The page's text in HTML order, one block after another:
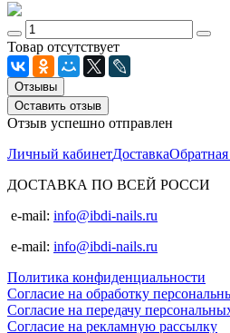
Товар отсутствует
Отзывы
Оставить отзыв
Отзыв успешно отправлен
Личный кабинетДоставкаОбратная
ДОСТАВКА ПО ВСЕЙ РОССИ
e-mail: info@ibdi-nails.ru
e-mail: info@ibdi-nails.ru
Политика конфиденциальности
Согласие на обработку
Согласие на передачу
Согласие на рекламную рассылку